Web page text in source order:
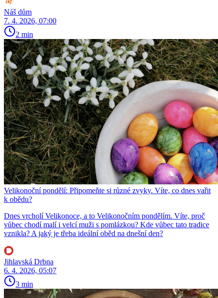
Náš dům
7. 4. 2026, 07:00
2 min
Velikonoční pondělí: Připomeňte si různé zvyky. Víte, co dnes vařit
k obědu?
Dnes vrcholí Velikonoce, a to Velikonočním pondělím. Víte, proč
vůbec chodí malí i velcí muži s pomlázkou? Kde vůbec tato tradice
vznikla? A jaký je třeba ideální oběd na dnešní den?
Jihlavská Drbna
6. 4. 2026, 05:07
3 min